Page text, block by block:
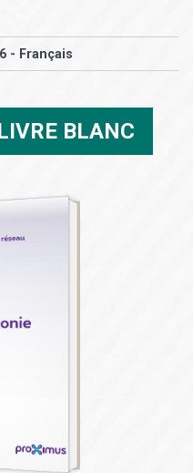
- Français
BLANC